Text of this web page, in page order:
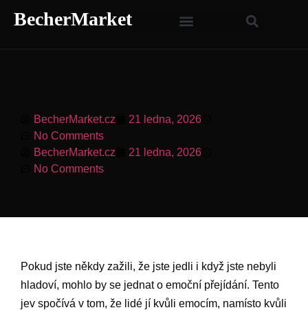
BecherMarket
BecherMarket.cz 21 ledna, 2026
No Comments
BecherMarket.cz
21 ledna, 2026
No Comments
Pokud jste někdy zažili, že jste jedli i když jste nebyli
hladoví, mohlo by se jednat o emoční přejídání. Tento
jev spočívá v tom, že lidé jí kvůli emocím, namísto kvůli